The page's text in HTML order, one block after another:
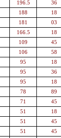
196.5 36
188 18
181 03
166.5 18
109 45
106 58
95 18
95 36
95 18
78 89
71 45
51 18
51 45
51 45